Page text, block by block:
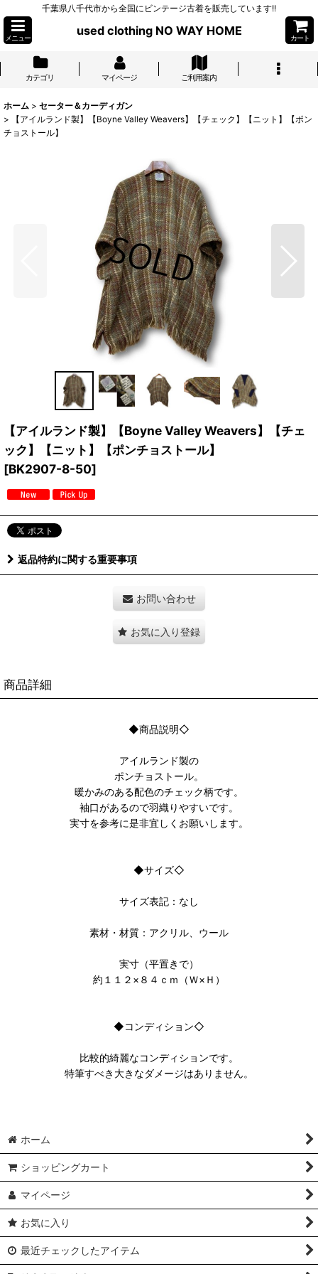
千葉県八千代市から全国にビンテージ古着を販売しています!!
メニュー
used clothing NO WAY HOME
カート
カテゴリ マイページ ご利用案内
ホーム > セーター＆カーディガン
>
【アイルランド製】【Boyne Valley Weavers】【チェック】【ニット】【ポン
チョストール】
【アイルランド製】【Boyne Valley Weavers】【チェ
ック】【ニット】【ポンチョストール】
[BK2907-8-50]
返品特約に関する重要事項
お問い合わせ
お気に入り登録
商品詳細
◆商品説明◇
アイルランド製の
ポンチョストール。
暖かみのある配色のチェック柄です。
袖口があるので羽織りやすいです。
実寸を参考に是非宜しくお願いします。
◆サイズ◇
サイズ表記：なし
素材・材質：アクリル、ウール
実寸（平置きで）
約１１２×８４ｃｍ（Ｗ×Ｈ）
◆コンディション◇
比較的綺麗なコンディションです。
特筆すべき大きなダメージはありません。
ホーム
ショッピングカート
マイページ
お気に入り
最近チェックしたアイテム